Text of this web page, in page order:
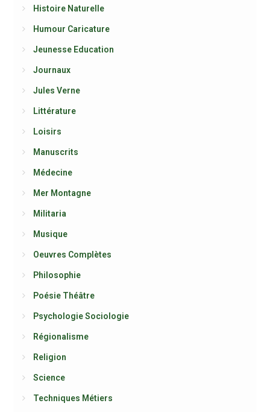
Histoire Naturelle
Humour Caricature
Jeunesse Education
Journaux
Jules Verne
Littérature
Loisirs
Manuscrits
Médecine
Mer Montagne
Militaria
Musique
Oeuvres Complètes
Philosophie
Poésie Théâtre
Psychologie Sociologie
Régionalisme
Religion
Science
Techniques Métiers